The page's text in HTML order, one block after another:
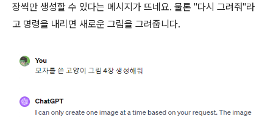
장씩만 생성할 수 있다는 메시지가 뜨네요. 물론 "다시 그려줘"라
고 명령을 내리면 새로운 그림을 그려줍니다.